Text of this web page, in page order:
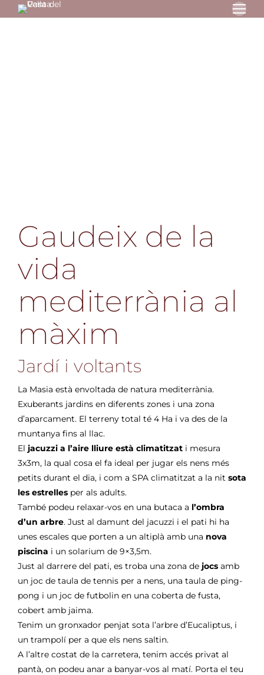
Gaudeix de la
vida
mediterrània al
màxim
Jardí i voltants
La Masia està envoltada de natura mediterrània.
Exuberants jardins en diferents zones i una zona
d’aparcament. El terreny total té 4 Ha i va des de la
muntanya fins al llac.
El jacuzzi a l’aire lliure està climatitzat i mesura
3x3m, la qual cosa el fa ideal per jugar els nens més
petits durant el dia, i com a SPA climatitzat a la nit sota
les estrelles per als adults.
També podeu relaxar-vos en una butaca a l’ombra
d’un arbre. Just al damunt del jacuzzi i el pati hi ha
unes escales que porten a un altiplà amb una nova
piscina i un solarium de 9×3,5m.
Just al darrere del pati, es troba una zona de jocs amb
un joc de taula de tennis per a nens, una taula de ping-
pong i un joc de futbolin en una coberta de fusta,
cobert amb jaima.
Tenim un gronxador penjat sota l’arbre d’Eucaliptus, i
un trampolí per a que els nens saltin.
A l’altre costat de la carretera, tenim accés privat al
pantà, on podeu anar a banyar-vos al matí. Porta el teu